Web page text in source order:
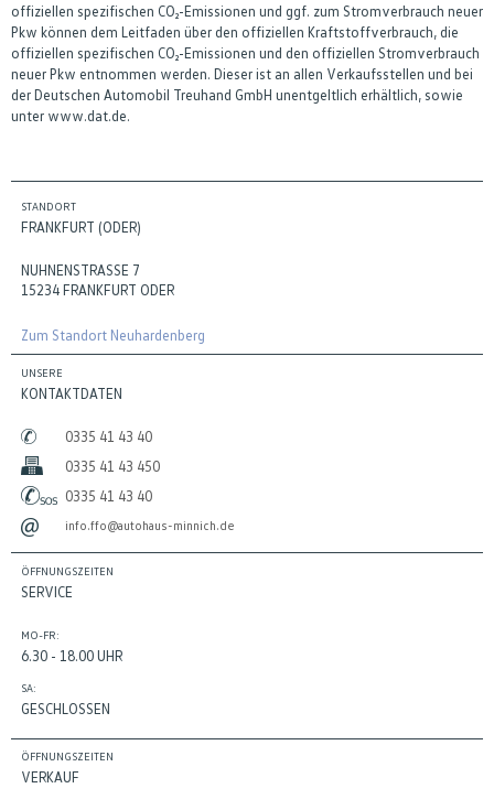
offiziellen spezifischen CO₂-Emissionen und ggf. zum Stromverbrauch neuer
Pkw können dem Leitfaden über den offiziellen Kraftstoffverbrauch, die
offiziellen spezifischen CO₂-Emissionen und den offiziellen Stromverbrauch
neuer Pkw entnommen werden. Dieser ist an allen Verkaufsstellen und bei
der Deutschen Automobil Treuhand GmbH unentgeltlich erhältlich, sowie
unter www.dat.de.
STANDORT
FRANKFURT (ODER)
NUHNENSTRASSE 7
15234 FRANKFURT ODER
Zum Standort Neuhardenberg
UNSERE
KONTAKTDATEN
0335 41 43 40
0335 41 43 450
0335 41 43 40
info.ffo@autohaus-minnich.de
ÖFFNUNGSZEITEN
SERVICE
MO-FR:
6.30 - 18.00 UHR
SA:
GESCHLOSSEN
ÖFFNUNGSZEITEN
VERKAUF